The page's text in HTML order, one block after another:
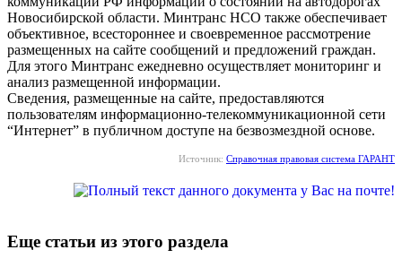
Новосибирской области. Минтранс НСО также обеспечивает
объективное, всестороннее и своевременное рассмотрение
размещенных на сайте сообщений и предложений граждан.
Для этого Минтранс ежедневно осуществляет мониторинг и
анализ размещенной информации.
Сведения, размещенные на сайте, предоставляются
пользователям информационно-телекоммуникационной сети
“Интернет” в публичном доступе на безвозмездной основе.
Источник: Справочная правовая система ГАРАНТ
Еще статьи из этого раздела